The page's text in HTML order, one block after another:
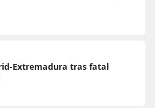
Extremadura tras fatal